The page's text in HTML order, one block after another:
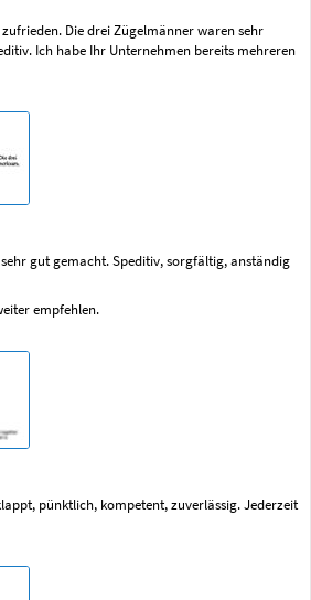
Die drei Zügelmänner waren sehr
Ich habe Ihr Unternehmen bereits mehreren
gut gemacht. Speditiv, sorgfältig, anständig
empfehlen.
pünktlich, kompetent, zuverlässig. Jederzeit